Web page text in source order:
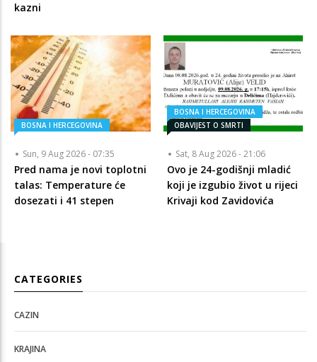
kazni
BOSNA I HERCEGOVINA
Sun, 9 Aug 2026 - 07:35
Pred nama je novi toplotni
talas: Temperature će
dosezati i 41 stepen
BOSNA I HERCEGOVINA
OBAVIJEST O SMRTI
Sat, 8 Aug 2026 - 21:06
Ovo je 24-godišnji mladić
koji je izgubio život u rijeci
Krivaji kod Zavidovića
CATEGORIES
CAZIN
KRAJINA